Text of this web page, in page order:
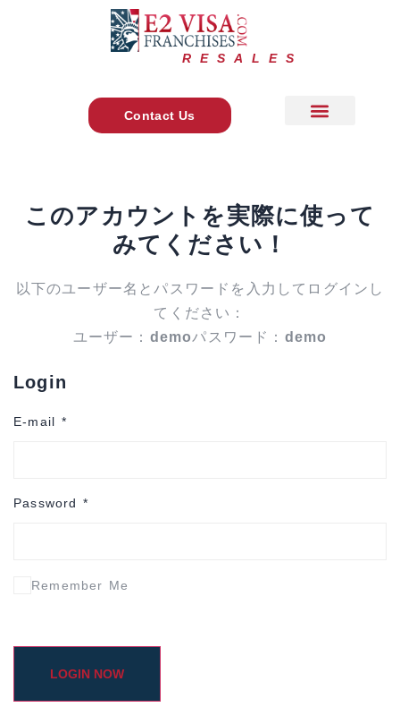
RESALES
Contact Us
このアカウントを実際に使って
みてください！
以下のユーザー名とパスワードを入力してログインし
てください：
ユーザー： demoパスワード： demo
Login
E-mail *
Password*
Remember Me
LOGIN NOW